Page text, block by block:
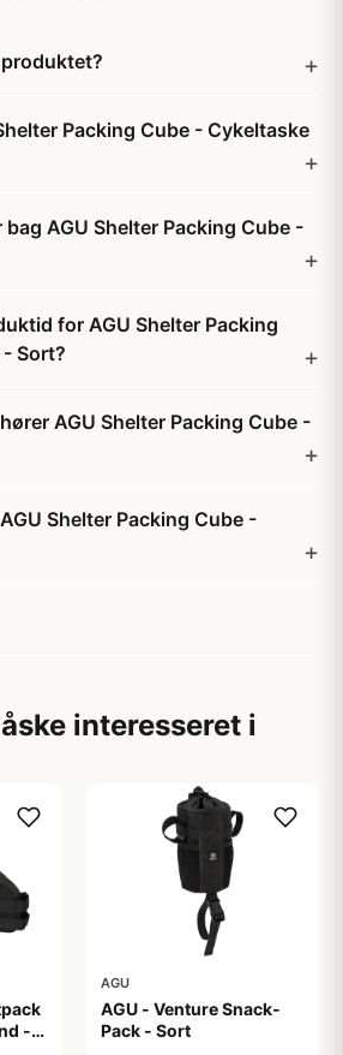
Packing Cube - Cykeltaske
AGU Shelter Packing Cube -
for AGU Shelter Packing
Sort?
AGU Shelter Packing Cube -
Shelter Packing Cube -
interesseret i
-
AGU
AGU - Venture Snack-
Pack - Sort